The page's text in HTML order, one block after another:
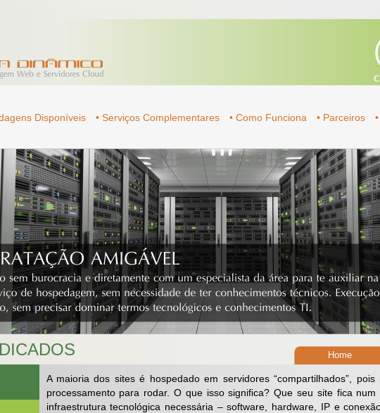
Disponíveis • Serviços Complementares • Como Funciona • Parceiros
Home
A maioria dos sites é hospedado em servidores “compartilhados”,
processamento para rodar. O que isso significa? Que seu site fica
infraestrutura tecnológica necessária – software, hardware, IP e